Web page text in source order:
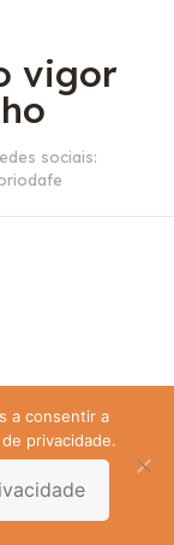
vigor
sociais:
a consentir a
privacidade.